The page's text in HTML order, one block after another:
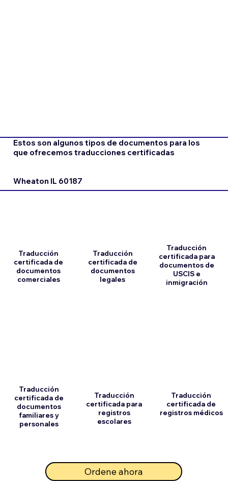
Estos son algunos tipos de documentos para los
que ofrecemos traducciones certificadas
Wheaton IL 60187
Traducción
certificada de
documentos
comerciales
Traducción
certificada de
documentos
familiares y
personales
Traducción
certificada de
documentos
legales
Traducción
certificada para
registros
escolares
Ordene ahora
Traducción
certificada para
documentos de
USCIS e
inmigración
Traducción
certificada de
registros médicos